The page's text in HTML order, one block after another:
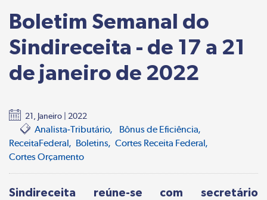
Boletim Semanal do
Sindireceita - de 17 a 21
de janeiro de 2022
21, Janeiro | 2022
Analista-Tributário
Bônus de Eficiência
ReceitaFederal Boletins Cortes Receita Federal
Cortes Orçamento
Sindireceita reúne-se com secretário